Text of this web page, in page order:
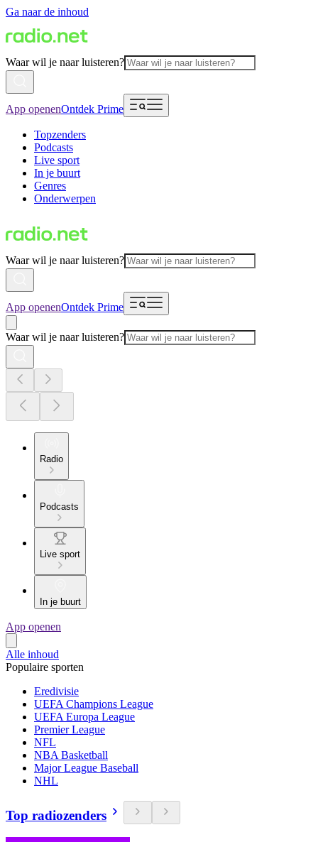
Ga naar de inhoud
Waar wil je naar luisteren?
App openenOntdek Prime
Topzenders
Podcasts
Live sport
In je buurt
Genres
Onderwerpen
Waar wil je naar luisteren?
App openenOntdek Prime
Waar wil je naar luisteren?
Radio
Podcasts
Live sport
In je buurt
App openen
Alle inhoud
Populaire sporten
Eredivisie
UEFA Champions League
UEFA Europa League
Premier League
NFL
NBA Basketball
Major League Baseball
NHL
Top radiozenders